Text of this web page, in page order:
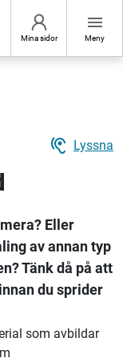
Mina sidor
menu
Meny
hearing Lyssna
Eller
av annan typ
Tänk då på att
du sprider
som avbildar